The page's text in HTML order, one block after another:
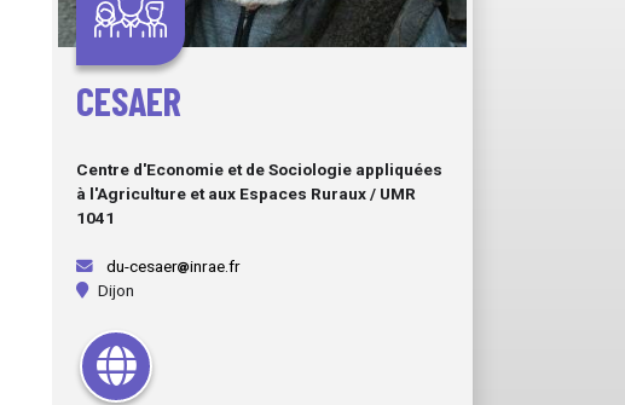
CESAER
Centre d'Economie et de Sociologie appliquées
à l'Agriculture et aux Espaces Ruraux / UMR
1041
du-cesaer
inrae.fr
Dijon